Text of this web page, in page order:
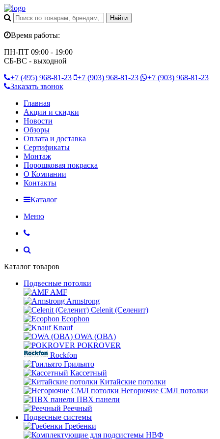
Время работы:
ПН-ПТ 09:00 - 19:00
СБ-ВС - выходной
+7 (495) 968-81-23 +7 (903) 968-81-23 +7 (903) 968-81-23
Заказать звонок
Главная
Акции и скидки
Новости
Обзоры
Оплата и доставка
Сертификаты
Монтаж
Порошковая покраска
О Компании
Контакты
Каталог
Меню
Каталог товаров
Подвесные потолки
AMF
Armstrong
Celenit (Селенит)
Ecophon
Knauf
OWA (ОВА)
POKROVER
Rockfon
Грильято
Кассетный
Китайские потолки
Негорючие СМЛ потолки
ПВХ панели
Реечный
Подвесные системы
Гребенки